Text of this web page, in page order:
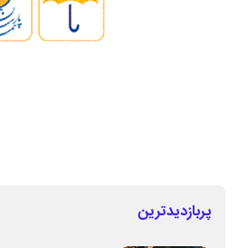
پربازدیدترین